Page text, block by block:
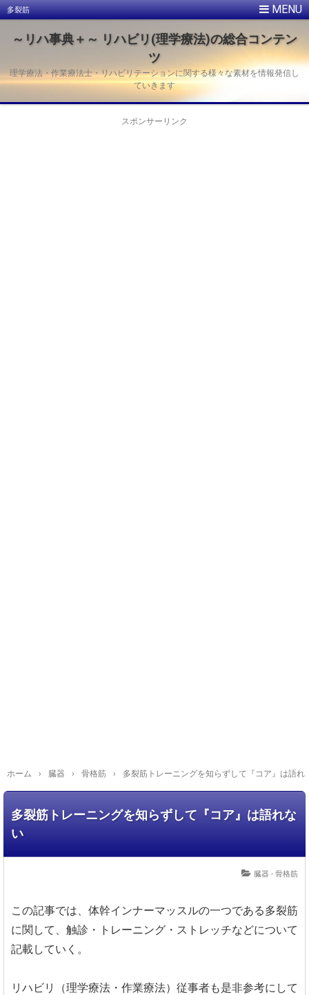
多裂筋
～リハ事典＋～ リハビリ(理学療法)の総合コンテン
ツ
理学療法・作業療法士・リハビリテーションに関する様々な素材を情報発信し
ていきます
スポンサーリンク
ホーム › 臓器 › 骨格筋 › 多裂筋トレーニングを知らずして『コア』は語れ
多裂筋トレーニングを知らずして『コア』は語れな
い
臓器 - 骨格筋
この記事では、体幹インナーマッスルの一つである多裂筋
に関して、触診・トレーニング・ストレッチなどについて
記載していく。
リハビリ（理学療法・作業療法）従事者も是非参考にして